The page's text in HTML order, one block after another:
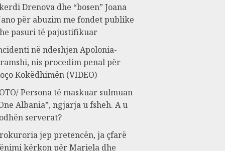
Drenova dhe “bosen” Joana
për abuzim me fondet publike
pasuri të pajustifikuar
në ndeshjen Apolonia-
nis procedim penal për
Kokëdhimën (VIDEO)
Persona të maskuar sulmuan
Albania”, ngjarja u fsheh. A u
serverat?
jep pretencën, ja çfarë
kërkon për Mariela dhe